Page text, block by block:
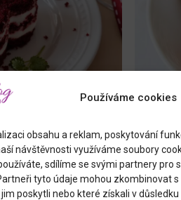
Používáme cookies
obsahu a reklam, poskytování
návštěvnosti využíváme soubory
sdílíme se svými partnery pro
tyto údaje mohou zkombinovat
poskytli nebo které získali v
VELVET
lahodný a efektní dort